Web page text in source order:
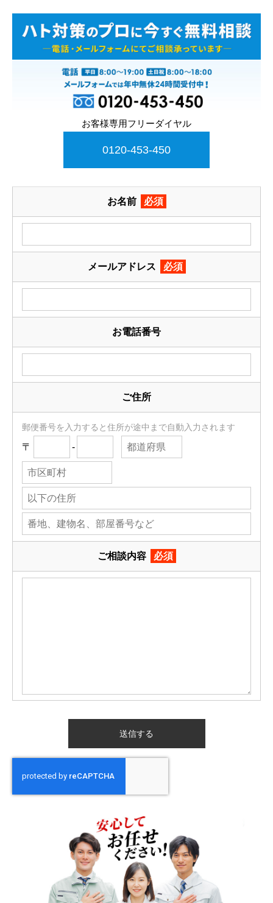
お客様専用フリーダイヤル
0120-453-450
お名前 必須
メールアドレス 必須
お電話番号
ご住所
郵便番号を入力すると住所が途中まで自動入力されます
〒 -
ご相談内容 必須